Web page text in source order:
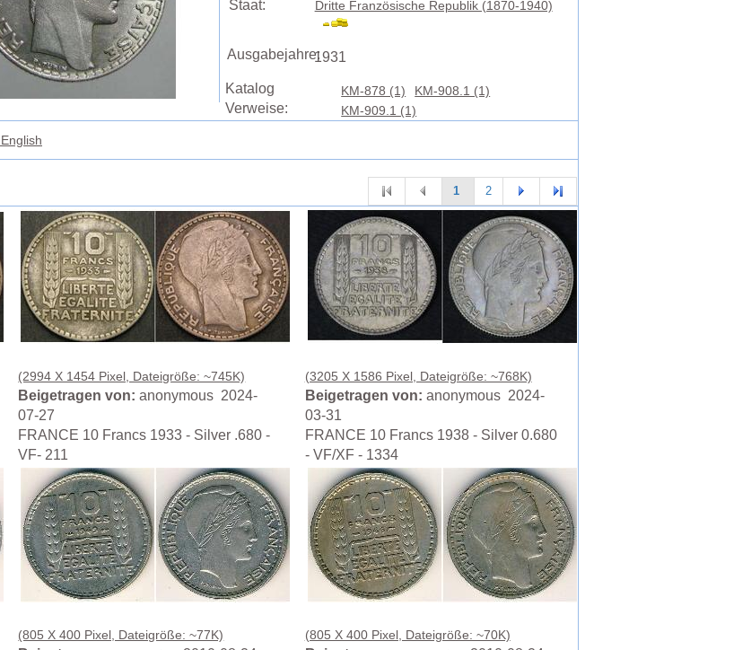
Staat: Dritte Französische Republik (1870-1940)
Ausgabejahre:1931
Katalog
Verweise:
KM-878 (1)
KM-908.1 (1)
KM-909.1 (1)
English
1 2
(2994 X 1454 Pixel, Dateigröße: ~745K)
Beigetragen von: anonymous 2024-
07-27
FRANCE 10 Francs 1933 - Silver .680 -
VF- 211
(3205 X 1586 Pixel, Dateigröße: ~768K)
Beigetragen von: anonymous 2024-
03-31
FRANCE 10 Francs 1938 - Silver 0.680
- VF/XF - 1334
(805 X 400 Pixel, Dateigröße: ~77K) (805 X 400 Pixel, Dateigröße: ~70K)